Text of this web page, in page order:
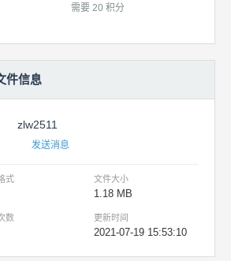
需要 20 积分
件信息
zlw2511
发送消息
式 文件大小
1.18 MB
数 更新时间
2021-07-19 15:53:10